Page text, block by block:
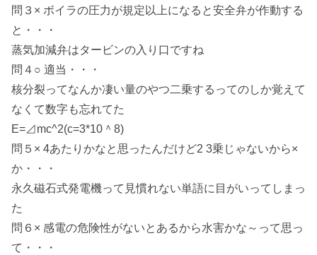
問３× ボイラの圧力が規定以上になると安全弁が作動する
と・・・
蒸気加減弁はタービンの入り口ですね
問４○ 適当・・・
核分裂ってなんか凄い量のやつ二乗するってのしか覚えて
なくて数字も忘れてた
E=⊿mc^2(c=3*10＾8)
問５× 4あたりかなと思ったんだけど2 3乗じゃないから×
か・・・
永久磁石式発電機って見慣れない単語に目がいってしまっ
た
問６× 感電の危険性がないとあるから水害かな～って思っ
て・・・